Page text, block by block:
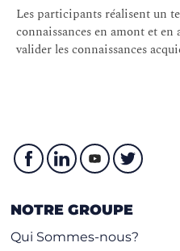
Comment construire une
Lab : Construire un flux
Créer un flux de
Comment construire un
Les participants réalisent un
connaissances en amont et
valider les connaissances
NOTRE GROUPE
Qui Sommes-nous?